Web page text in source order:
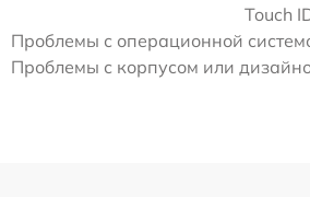
Touch
Проблемы с операционной
Проблемы с корпусом или